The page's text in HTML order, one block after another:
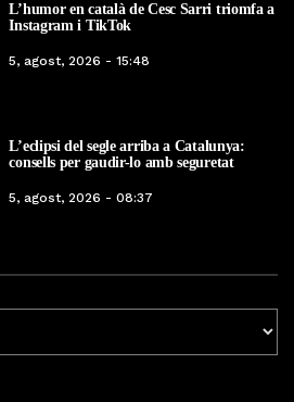
L’humor en català de Cesc Sarri triomfa a
Instagram i TikTok
5, agost, 2026 - 15:48
L’eclipsi del segle arriba a Catalunya:
consells per gaudir-lo amb seguretat
5, agost, 2026 - 08:37